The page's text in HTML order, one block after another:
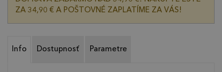
ZA 34,90 € A POŠTOVNÉ ZAPLATÍME ZA VÁS!
Info Dostupnosť Parametre